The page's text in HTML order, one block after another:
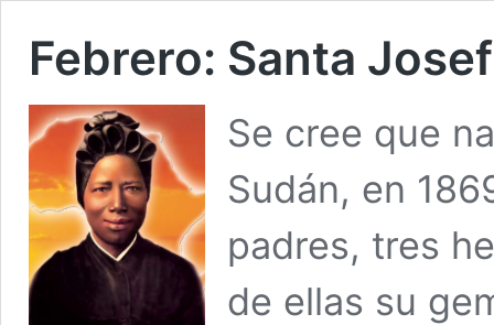
Febrero: Santa
Se cree que
Sudán, en
padres, tres
de ellas su